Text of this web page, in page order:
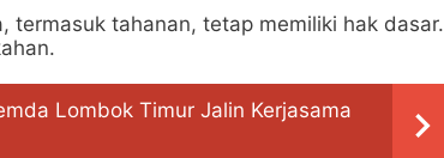
termasuk tahanan, tetap memiliki hak dasar.
Lombok Timur Jalin Kerjasama